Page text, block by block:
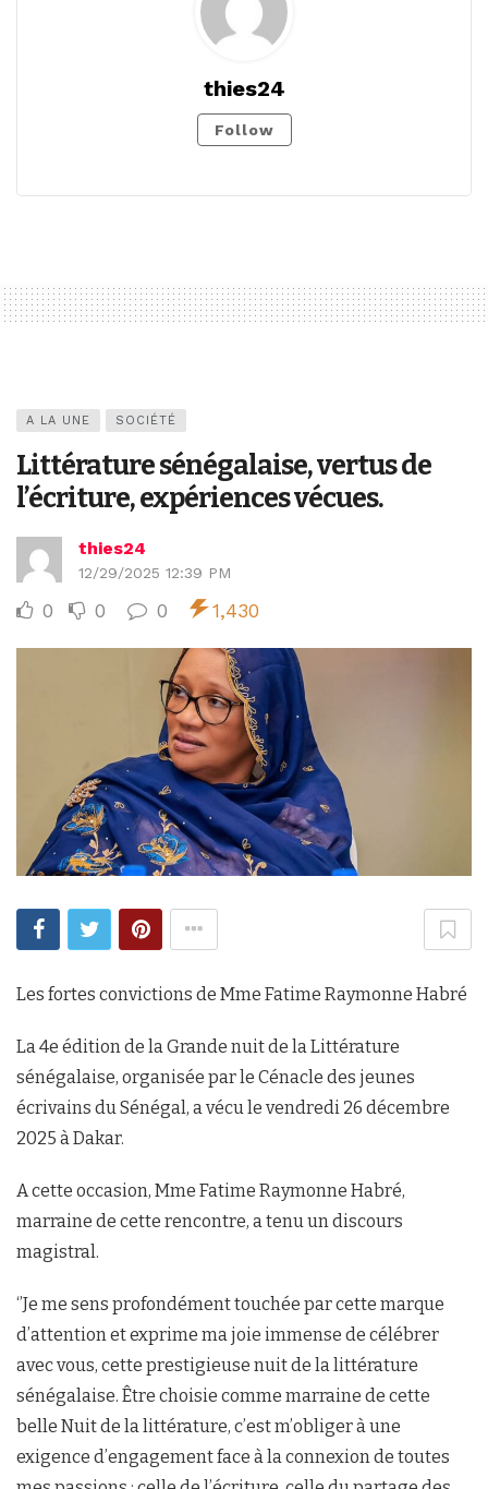
thies24
Follow
A LA UNE SOCIÉTÉ
Littérature sénégalaise, vertus de
l’écriture, expériences vécues.
thies24
12/29/2025 12:39 PM
0 0 0 1,430
Les fortes convictions de Mme Fatime Raymonne Habré
La 4e édition de la Grande nuit de la Littérature
sénégalaise, organisée par le Cénacle des jeunes
écrivains du Sénégal, a vécu le vendredi 26 décembre
2025 à Dakar.
A cette occasion, Mme Fatime Raymonne Habré,
marraine de cette rencontre, a tenu un discours
magistral.
‘’Je me sens profondément touchée par cette marque
d’attention et exprime ma joie immense de célébrer
avec vous, cette prestigieuse nuit de la littérature
sénégalaise. Être choisie comme marraine de cette
belle Nuit de la littérature, c’est m’obliger à une
exigence d’engagement face à la connexion de toutes